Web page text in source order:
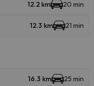
12.2 km 20 min
12.3 km 21 min
16.3 km 25 min